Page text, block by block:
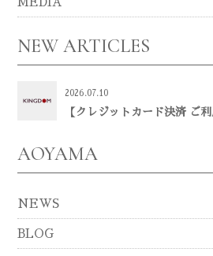
NEW ARTICLES
2026.07.10
【クレジットカード決済 ご
AOYAMA
NEWS
BLOG